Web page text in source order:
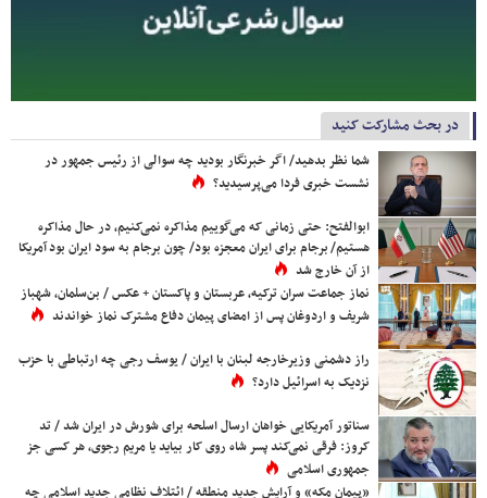
در بحث مشارکت کنید
شما نظر بدهید/ اگر خبرنگار بودید چه سوالی از رئیس جمهور در
نشست خبری فردا می‌پرسیدید؟
ابوالفتح: حتی زمانی که می‌گوییم مذاکره نمی‌کنیم، در حال مذاکره
هستیم/ برجام برای ایران معجزه بود/ چون برجام به سود ایران بود آمریکا
از آن خارج شد
نماز جماعت سران ترکیه، عربستان و پاکستان + عکس / بن‌سلمان، شهباز
شریف و اردوغان پس از امضای پیمان دفاع مشترک نماز خواندند
راز دشمنی وزیرخارجه لبنان با ایران / یوسف رجی چه ارتباطی با حزب
نزدیک به اسرائیل دارد؟
سناتور آمریکایی خواهان ارسال اسلحه برای شورش در ایران شد / تد
کروز: فرقی نمی‌کند پسر شاه روی کار بیاید یا مریم رجوی، هر کسی جز
جمهوری اسلامی
«پیمان مکه» و آرایش جدید منطقه / ائتلاف نظامی جدید اسلامی چه